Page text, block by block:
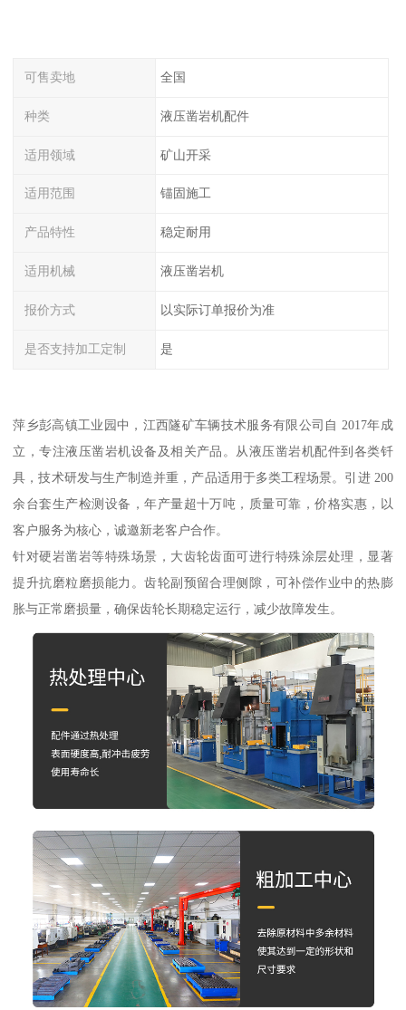
可售卖地 全国
种类 液压凿岩机配件
适用领域 矿山开采
适用范围 锚固施工
产品特性 稳定耐用
适用机械 液压凿岩机
报价方式 以实际订单报价为准
是否支持加工定制 是
萍乡彭高镇工业园中，江西隧矿车辆技术服务有限公司自 2017年成
立，专注液压凿岩机设备及相关产品。从液压凿岩机配件到各类钎
具，技术研发与生产制造并重，产品适用于多类工程场景。引进 200
余台套生产检测设备，年产量超十万吨，质量可靠，价格实惠，以
客户服务为核心，诚邀新老客户合作。
针对硬岩凿岩等特殊场景，大齿轮齿面可进行特殊涂层处理，显著
提升抗磨粒磨损能力。齿轮副预留合理侧隙，可补偿作业中的热膨
胀与正常磨损量，确保齿轮长期稳定运行，减少故障发生。